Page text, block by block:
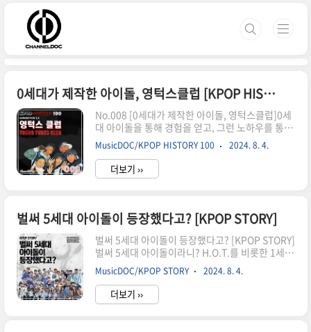
본문 바로가기
0세대가 제작한 아이돌, 영턱스클럽 [KPOP HISTORY 100] No.008
No.008 [0세대가 제작한 아이돌, 영턱스클럽]0세
대 아이돌을 통해 경험을 얻고, 그런 노하우를 통
해 1세대에 아이돌을 배출한 것은 비단 기획사 뿐
만이 아니다. 0세대를 대표하는 서태지와 아이들
의 멤버인 이주노는 서태지와 아이들 시절, 이미 백
댄서들을 트레이닝하기 시작했고, 1996년 은퇴
고는 모두 서태지와 아이들의 백댄서로 활동을 시
작했고, 뒤늦게 합류한 임성은까지 짧은 기간동
안 혹독한 트레이닝을 받으며 다섯명의 멤버가 모
두 브레이크 댄스의 동작 중 하나인 나이키를 소화
할 수 있을 정도의 춤실력을 갖고 데뷔를 했다. 데
뷔 초반에는 SM의 H.O.T.를 누르고 음악방송 1위
를 차지할만큼 엄청난 포텐셜을 보..
MusicDOC/KPOP HISTORY 100 2024. 8. 4.
더보기 ››
벌써 5세대 아이돌이 등장했다고? [KPOP STORY]
벌써 5세대 아이돌이 등장했다고? [KPOP STORY]
벌써 5세대 아이돌이라니? H.O.T.를 비롯한 1세
대 아이돌들이 등장하고 30년에 가까운 시간동
안 여러 세대를 거쳐서 4세대 아이돌들이 대세
인 시대가 왔다. H.O.T.와 젝스키스가 활약했던 1
세대를 시작으로 잠깐의 침체기를 겪고난 뒤에 등
MusicDOC/KPOP STORY 2024. 8. 4.
더보기 ››